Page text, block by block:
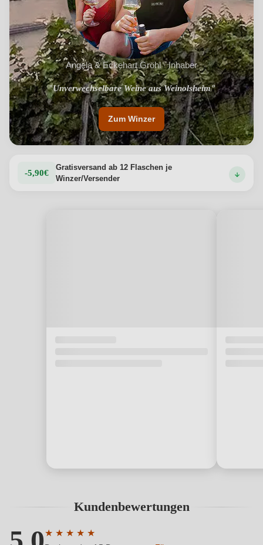
Angela & Eckehart Gröhl · Inhaber
"Unverwechselbare Weine aus Weinolsheim"
"Weinbau in der 12.Generation"
Zum Winzer
-5,90€
Gratisversand ab 12 Flaschen je
Winzer/Versender
Kundenbewertungen
★ ★ ★ ★ ★